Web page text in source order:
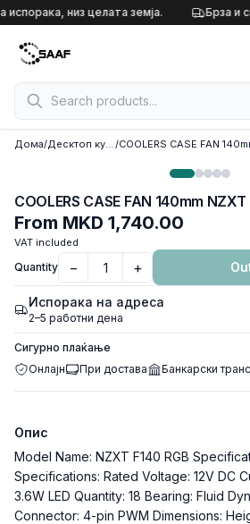
Skip to content
испорака, низ целата земја. Брза и
Дома/ Десктоп кулери /
From MKD 1,740.00
VAT included
Quantity − +
Испорака на адреса
2–5 работни дена
Сигурно плаќање
Онлајн
При достава Банкарски
Опис
Model Name: NZXT F140 RGB
Specifications: Rated Voltage: 12V DC
3.6W LED Quantity: 18 Bearing: Fluid
Connector: 4-pin PWM Dimensions: